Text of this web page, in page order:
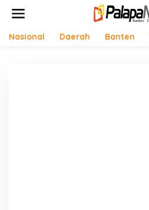
Nasional Daerah Banten